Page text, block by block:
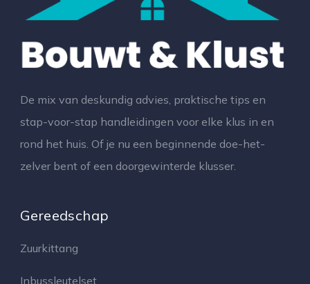
De mix van deskundig advies, praktische tips en
stap-voor-stap handleidingen voor elke klus in en
rond het huis. Of je nu een beginnende doe-het-
zelver bent of een doorgewinterde klusser.
Gereedschap
Zuurkittang
Inbussleutelset